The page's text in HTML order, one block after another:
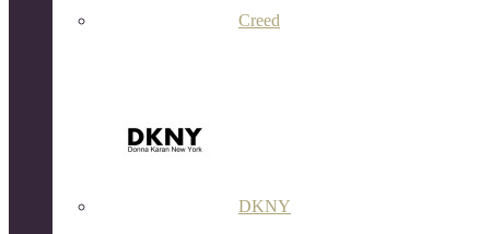
Creed
DKNY